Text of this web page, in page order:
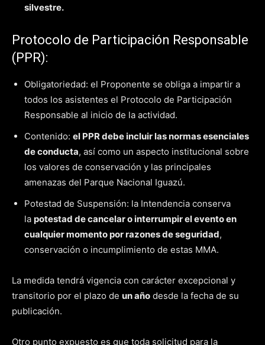
silvestre.
Protocolo de Participación Responsable
(PPR):
Obligatoriedad: el Proponente se obliga a impartir a
todos los asistentes el Protocolo de Participación
Responsable al inicio de la actividad.
Contenido: el PPR debe incluir las normas esenciales
de conducta, así como un aspecto institucional sobre
los valores de conservación y las principales
amenazas del Parque Nacional Iguazú.
Potestad de Suspensión: la Intendencia conserva
la potestad de cancelar o interrumpir el evento en
cualquier momento por razones de seguridad,
conservación o incumplimiento de estas MMA.
La medida tendrá vigencia con carácter excepcional y
transitorio por el plazo de un año desde la fecha de su
publicación.
Otro punto expuesto es que toda solicitud para la